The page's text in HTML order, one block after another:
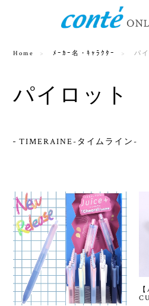
Home ﾒｰｶｰ名・ｷｬﾗｸﾀｰ パ
パイロット
TIMERAINE-タイムライン-